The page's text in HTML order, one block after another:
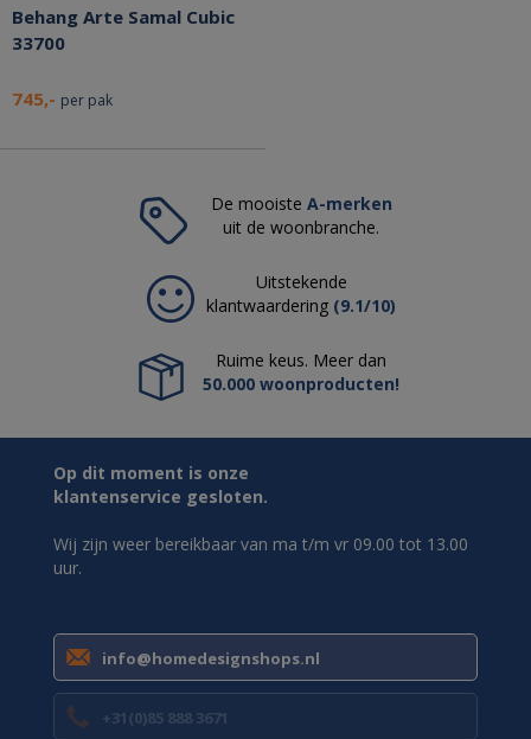
Behang Arte Samal Cubic
33700
745,- per pak
De mooiste A-merken
uit de woonbranche.
Uitstekende
klantwaardering (9.1/10)
Ruime keus. Meer dan
50.000 woonproducten!
Op dit moment is onze
klantenservice gesloten.
Wij zijn weer bereikbaar van ma t/m vr 09.00 tot 13.00
uur.
info@homedesignshops.nl
+31(0)85 888 3671